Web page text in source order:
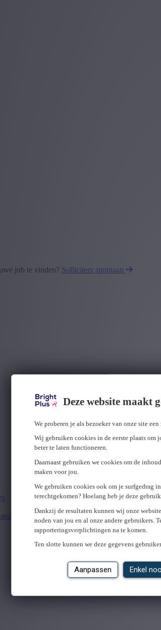
Deze website maakt
We proberen je als bezoeker van onze site
Wij gebruiken cookies in de eerste plaats om
beter te laten functioneren.
Daarnaast gebruiken we cookies om de
maken voor jou.
We gebruiken cookies ook om je surfgedrag
terechtgekomen? Hoelang heb je deze
Dankzij de resultaten kunnen wij onze
noden van jou en al onze andere gebruikers.
rapporteringsverplichtingen na te komen.
Ten slotte kunnen we deze gegevens
Aanpassen Enkel
job te vinden? Solliciteer spontaan
insturen